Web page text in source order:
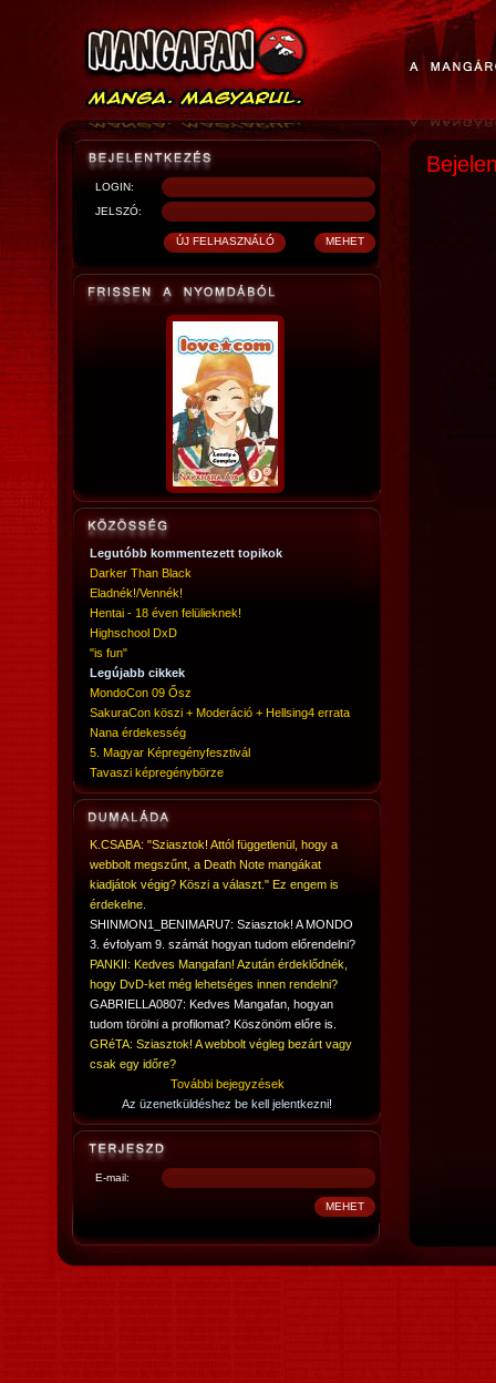
LOGIN:
JELSZÓ:
Legutóbb kommentezett topikok
Darker Than Black
Eladnék!/Vennék!
Hentai - 18 éven felülieknek!
Highschool DxD
"is fun"
Legújabb cikkek
MondoCon 09 Ősz
SakuraCon köszi + Moderáció + Hellsing4 errata
Nana érdekesség
5. Magyar Képregényfesztivál
Tavaszi képregénybörze
K.CSABA: "Sziasztok! Attól függetlenül, hogy a
webbolt megszűnt, a Death Note mangákat
kiadjátok végig? Köszi a választ." Ez engem is
érdekelne.
SHINMON1_BENIMARU7: Sziasztok! A MONDO
3. évfolyam 9. számát hogyan tudom előrendelni?
PANKII: Kedves Mangafan! Azután érdeklődnék,
hogy DvD-ket még lehetséges innen rendelni?
GABRIELLA0807: Kedves Mangafan, hogyan
tudom törölni a profilomat? Köszönöm előre is.
GRéTA: Sziasztok! A webbolt végleg bezárt vagy
csak egy időre?
További bejegyzések
Az üzenetküldéshez be kell jelentkezni!
E-mail: